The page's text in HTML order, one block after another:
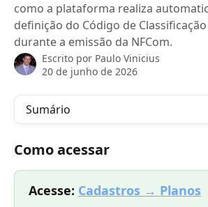
como a plataforma realiza
definição do Código de Classificação
durante a emissão da NFCom.
Escrito por Paulo Vinicius
20 de junho de 2026
Sumário
Como acessar
Acesse: Cadastros → Planos